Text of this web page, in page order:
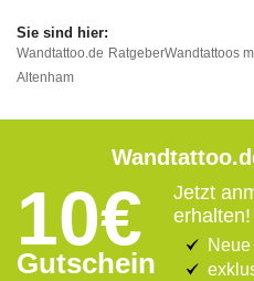
Wandtattoo.de RatgeberWandtattoos
Altenham
10€
Gutschein
Jetzt
erhalten!